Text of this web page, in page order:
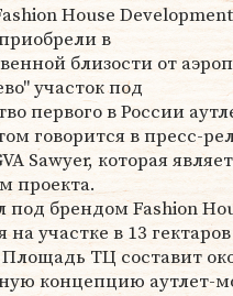
House
в
близости от
участок под
первого в России
говорится в пресс-
Sawyer, которая
проекта.
под брендом Fashion
на участке в 13
ТЦ составит
концепцию аутлет-